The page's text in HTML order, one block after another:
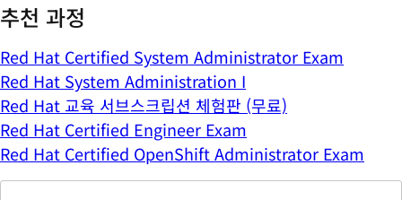
추천 과정
Red Hat Certified System Administrator Exam
Red Hat System Administration I
Red Hat 교육 서브스크립션 체험판 (무료)
Red Hat Certified Engineer Exam
Red Hat Certified OpenShift Administrator Exam